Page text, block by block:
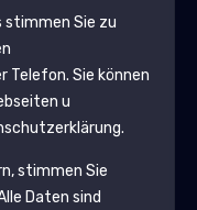
stimmen Sie zu
Telefon. Sie können
u
stimmen Sie
Daten sind